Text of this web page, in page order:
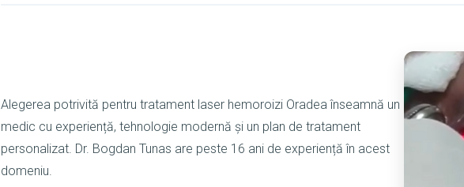
Alegerea potrivită pentru tratament laser hemoroizi Oradea înseamnă un
medic cu experiență, tehnologie modernă și un plan de tratament
personalizat. Dr. Bogdan Tunas are peste 16 ani de experiență în acest
domeniu.